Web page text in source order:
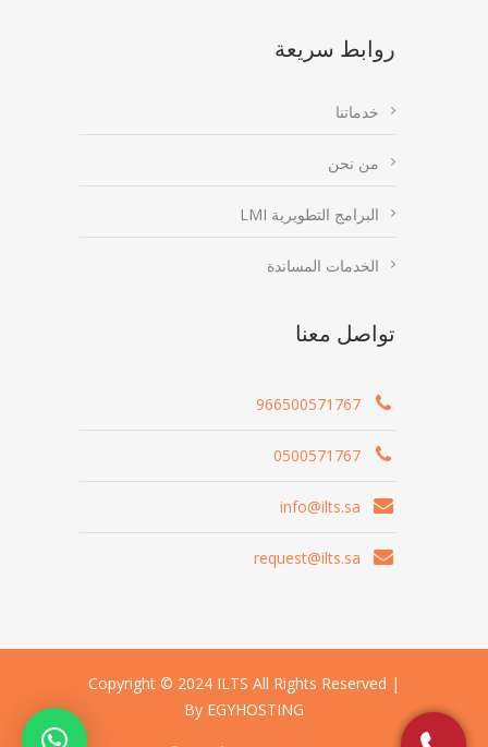
روابط سريعة
خدماتنا
من نحن
البرامج التطويرية LMI
الخدمات المساندة
تواصل معنا
966500571767
0500571767
info@ilts.sa
request@ilts.sa
Copyright © 2024 ILTS All Rights Reserved |
By EGYHOSTING